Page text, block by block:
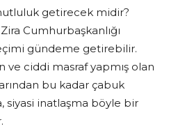
getirecek midir?
Cumhurbaşkanlığı
gündeme getirebilir.
ve ciddi masraf yapmış olan
bu kadar çabuk
siyasi inatlaşma böyle bir